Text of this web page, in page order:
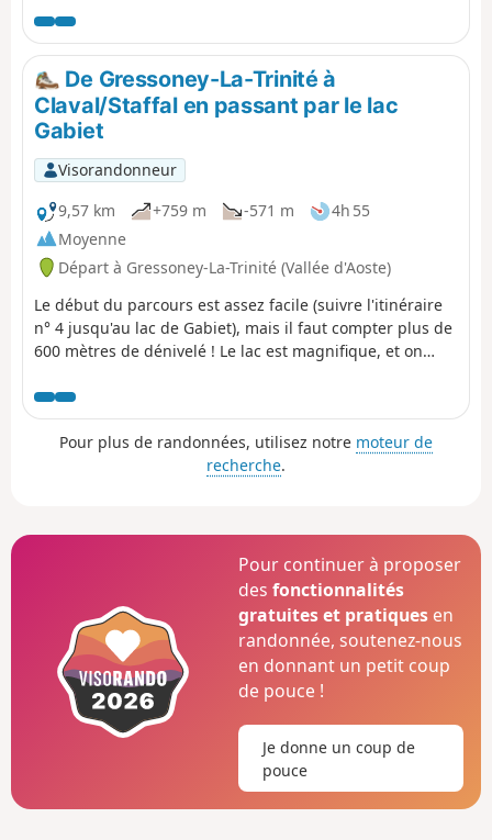
offrira malgré tout des points de vue sur le massif du
Mont Rose, le Liskamm, Zumsteinspitze, Castor. Arrivé à
Résy, vous apprécierez la tranquillité du lieu et une
magnifique vue sur le massif du Grand Tournalin.
De Gressoney-La-Trinité à
Claval/Staffal en passant par le lac
Gabiet
Visorandonneur
9,57 km
+759 m -571 m
4h 55
Moyenne
Départ à Gressoney-La-Trinité (Vallée d'Aoste)
Le début du parcours est assez facile (suivre l'itinéraire
n° 4 jusqu'au lac de Gabiet), mais il faut compter plus de
600 mètres de dénivelé ! Le lac est magnifique, et on
loin.
Pour plus de randonnées, utilisez notre moteur de
recherche.
Pour continuer à proposer
desfonctionnalités
gratuites et pratiques en
randonnée, soutenez-nous
en donnant un petit coup
de pouce !
Je donne un coup de
pouce